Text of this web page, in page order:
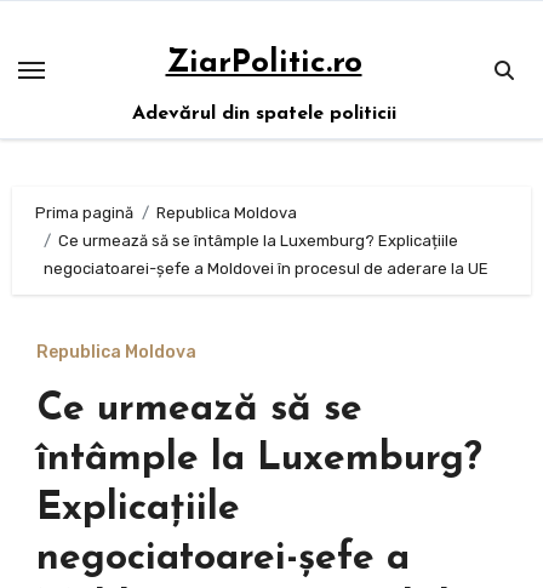
conținut
ZiarPolitic.ro
Adevărul din spatele politicii
Prima pagină
Republica Moldova
Ce urmează să se întâmple la Luxemburg? Explicațiile
negociatoarei-șefe a Moldovei în procesul de aderare la UE
Republica Moldova
Ce urmează să se
întâmple la Luxemburg?
Explicațiile
negociatoarei-șefe a